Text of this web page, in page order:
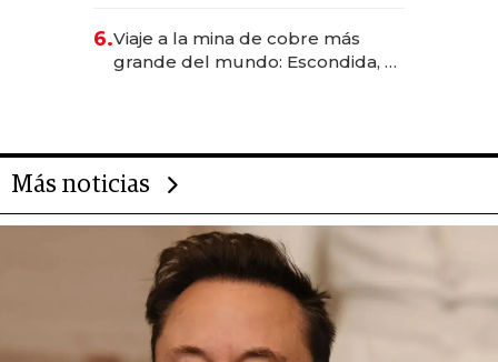
6.Viaje a la mina de cobre más
grande del mundo: Escondida, el
Más noticias